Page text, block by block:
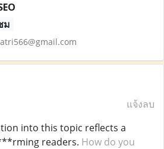
ม
แจ้งลบ
into this topic reflects a
readers. How do you